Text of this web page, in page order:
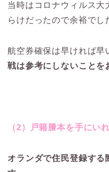
当時はコロナウィルス大
らけだったので余裕でし
航空券確保は早ければ早
戦は参考にしないことを
（2）戸籍謄本を手にい
オランダで住民登録す